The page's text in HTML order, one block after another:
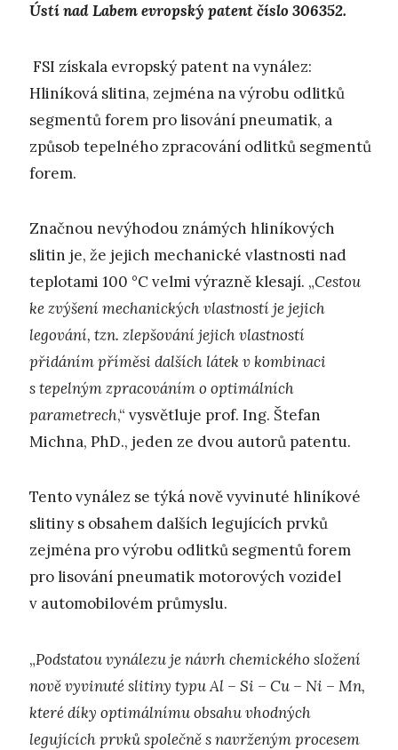
Ústí nad Labem evropský patent číslo 306352.
FSI získala evropský patent na vynález:
Hliníková slitina, zejména na výrobu odlitků
segmentů forem pro lisování pneumatik, a
způsob tepelného zpracování odlitků segmentů
forem.
Značnou nevýhodou známých hliníkových
slitin je, že jejich mechanické vlastnosti nad
teplotami 100 °C velmi výrazně klesají. „Cestou
ke zvýšení mechanických vlastností je jejich
legování, tzn. zlepšování jejich vlastností
přidáním příměsi dalších látek v kombinaci
s tepelným zpracováním o optimálních
parametrech,“ vysvětluje prof. Ing. Štefan
Michna, PhD., jeden ze dvou autorů patentu.
Tento vynález se týká nově vyvinuté hliníkové
slitiny s obsahem dalších legujících prvků
zejména pro výrobu odlitků segmentů forem
pro lisování pneumatik motorových vozidel
v automobilovém průmyslu.
„Podstatou vynálezu je návrh chemického složení
nově vyvinuté slitiny typu Al – Si – Cu – Ni – Mn,
které díky optimálnímu obsahu vhodných
legujících prvků společně s navrženým procesem